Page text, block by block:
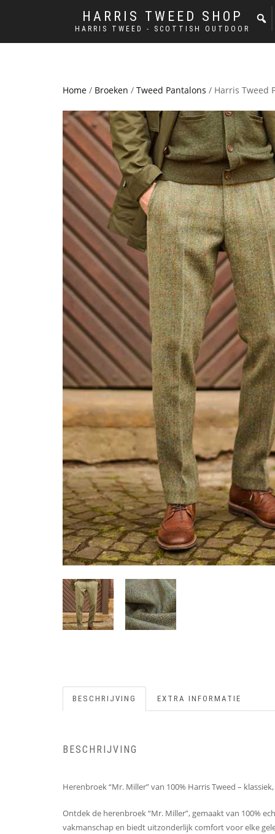
HARRIS TWEED SHOP
HARRIS TWEED - SCOTTISH OUTDOOR
Home / Broeken / Tweed Pantalons / Harris Tweed
BESCHRIJVING EXTRA INFORMATIE
BESCHRIJVING
Herenbroek “Mr. Miller” van 100% Harris Tweed –
Ontdek de herenbroek “Mr. Miller”, gemaakt van 100%
vakmanschap en biedt uitzonderlijk comfort voor elke